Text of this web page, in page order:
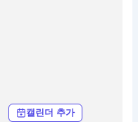
캘린더 추가